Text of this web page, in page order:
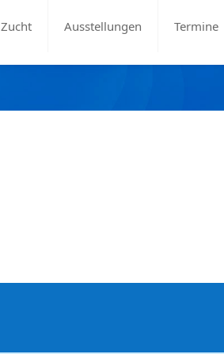
Zucht Ausstellungen Termine